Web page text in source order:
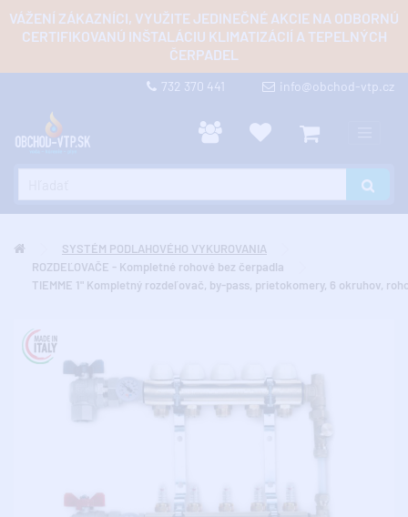
VÁŽENÍ ZÁKAZNÍCI, VYUŽITE JEDINEČNÉ AKCIE NA ODBORNÚ
CERTIFIKOVANÚ INŠTALÁCIU KLIMATIZÁCIÍ A TEPELNÝCH
ČERPADEL
732 370 441 info@obchod-vtp.cz
SYSTÉM PODLAHOVÉHO VYKUROVANIA
ROZDEĽOVAČE - Kompletné rohové bez čerpadla
TIEMME 1" Kompletný rozdeľovač, by-pass, prietokomery, 6 okruhov,